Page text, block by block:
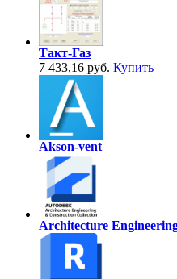
Такт-Газ
7 433,16 руб. Купить
Akson-vent
Architecture